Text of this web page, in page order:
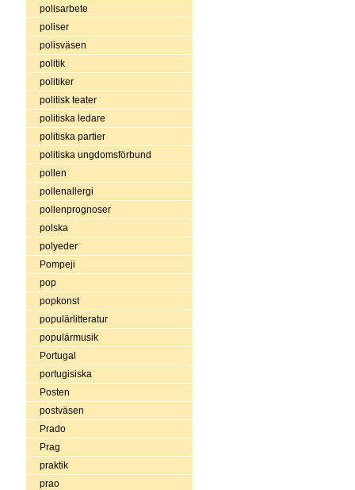
polisarbete
poliser
polisväsen
politik
politiker
politisk teater
politiska ledare
politiska partier
politiska ungdomsförbund
pollen
pollenallergi
pollenprognoser
polska
polyeder
Pompeji
pop
popkonst
populärlitteratur
populärmusik
Portugal
portugisiska
Posten
postväsen
Prado
Prag
praktik
prao